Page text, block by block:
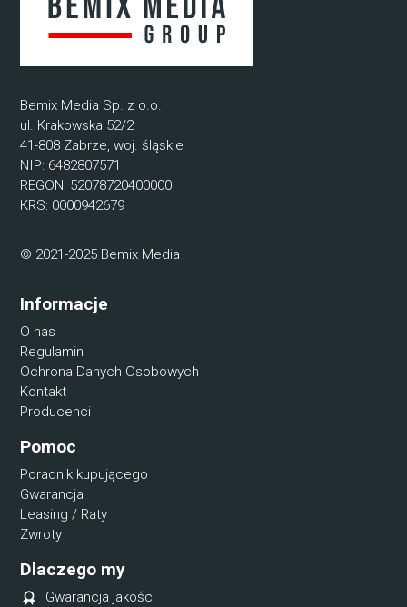
Bemix Media Sp. z o.o.
ul. Krakowska 52/2
41-808 Zabrze, woj. śląskie
NIP: 6482807571
REGON: 52078720400000
KRS: 0000942679
© 2021-2025 Bemix Media
Informacje
O nas
Regulamin
Ochrona Danych Osobowych
Kontakt
Producenci
Pomoc
Poradnik kupującego
Gwarancja
Leasing / Raty
Zwroty
Dlaczego my
Gwarancja jakości